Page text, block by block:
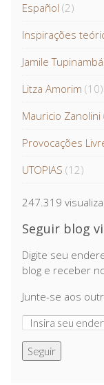
Español (2)
Inspirações
Jamile Tupinambá
Litza Amorim (10)
Mauricio Zanolini
Provocações
UTOPIAS (12)
247.319
Seguir blog
Digite seu
blog e receber
Junte-se aos
Seguir